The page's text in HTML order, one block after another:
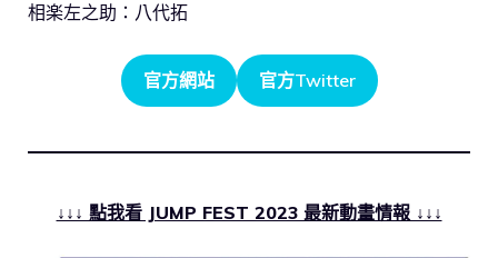
相楽左之助：八代拓
官方網站 官方Twitter
↓↓↓ 點我看 JUMP FEST 2023 最新動畫情報 ↓↓↓